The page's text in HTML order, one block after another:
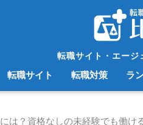
転職サイト・エージ
転職サイト 転職対策 ラ
は？資格なしの未経験でも働け